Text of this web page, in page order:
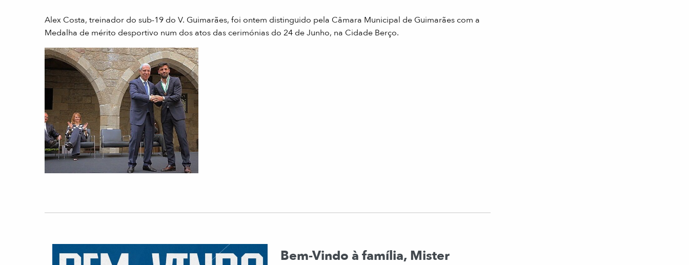
Alex Costa, treinador do sub-19 do V. Guimarães, foi ontem distinguido pela Câmara Municipal de Guimarães com a
Medalha de mérito desportivo num dos atos das cerimónias do 24 de Junho, na Cidade Berço.
Bem-Vindo à família, Mister